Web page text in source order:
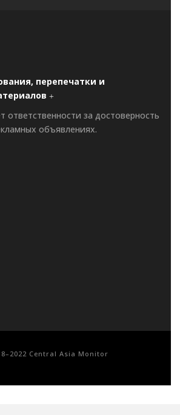
перепечатки и
ответственности за достоверность
объявлениях.
Central Asia Monitor